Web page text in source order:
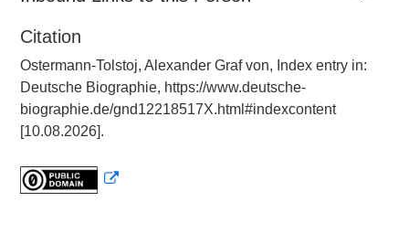
Citation
Ostermann-Tolstoj, Alexander Graf von, Index entry in:
Deutsche Biographie, https://www.deutsche-
biographie.de/gnd12218517X.html#indexcontent
[10.08.2026].